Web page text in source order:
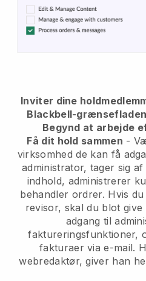
Inviter dine
Blackbell-
Begynd at arbejde
Få dit hold sammen -
virksomhed de kan få
administrator, tager sig
indhold, administrerer
behandler ordrer. Hvis
revisor, skal du blot
adgang til
faktureringsfunktioner,
fakturaer via e-mail.
webredaktør, giver han